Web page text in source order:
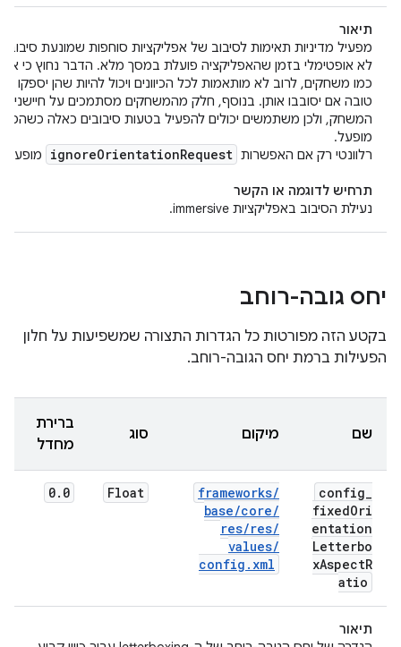
תיאור
מפעיל מדיניות תאימות לסיבוב של אפליקציות סוחפות שמונעת סיבוב
לא אופטימלי בזמן שהאפליקציה פועלת במסך מלא. הדבר נחוץ כי
כמו משחקים, לרוב לא מותאמות לכל הכיוונים ויכול להיות שהן יספקו
טובה אם יסובבו אותן. בנוסף, חלק מהמשחקים מסתמכים על חיישנים
המשחק, ולכן משתמשים יכולים להפעיל בטעות סיבובים כאלה
מופעל.
רלוונטי רק אם האפשרות
ignoreOrientationRequest
תרחיש לדוגמה או הקשר
נעילת הסיבוב באפליקציות immersive.
יחס גובה-רוחב
בקטע הזה מפורטות כל הגדרות התצורה שמשפיעות על חלון
הפעילות ברמת יחס הגובה-רוחב.
שם מיקום סוג
ברירת
מחדל
config_
fixedOri
entation
Letterbo
xAspectR
atio
frameworks/
base/core/
res/res/
values/
config . xml
Float
0. 0
תיאור